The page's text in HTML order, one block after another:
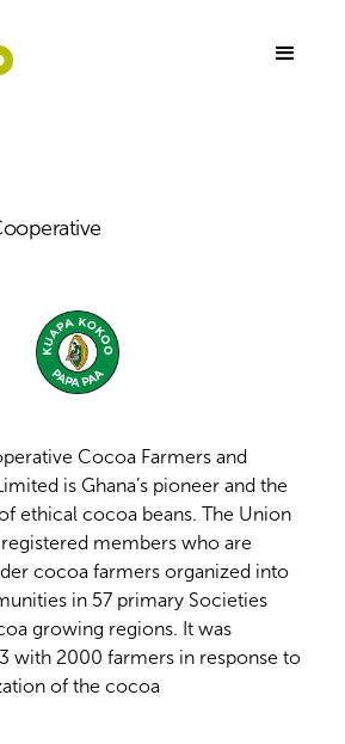
Cocoa Farmers and
is Ghana’s pioneer and the
ethical cocoa beans. The Union
members who are
cocoa farmers organized into
in 57 primary Societies
growing regions. It was
with 2000 farmers in response to
of the cocoa